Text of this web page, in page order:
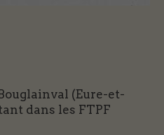
(Eure-et-
dans les FTPF